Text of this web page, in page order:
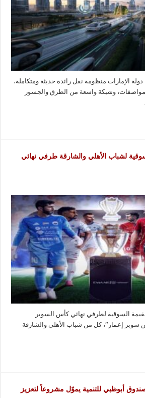
الإمارات منظومة نقل رائدة حديثة ومتكاملة،
المواصفات، وشبكة واسعة من الطرق والجسور
لشباب الأهلي والشارقة طرفي نهائي
السوقية لطرفي نهائي كأس السوبر
سوبر إعمار”، كل من شباب الأهلي والشارقة
أبوظبي للتنمية يموّل مشروعاً لتعزيز